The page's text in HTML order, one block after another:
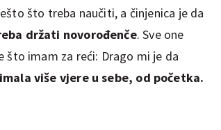
što treba naučiti, a činjenica je da
držati novorođenče. Sve one
što imam za reći: Drago mi je da
više vjere u sebe, od početka.